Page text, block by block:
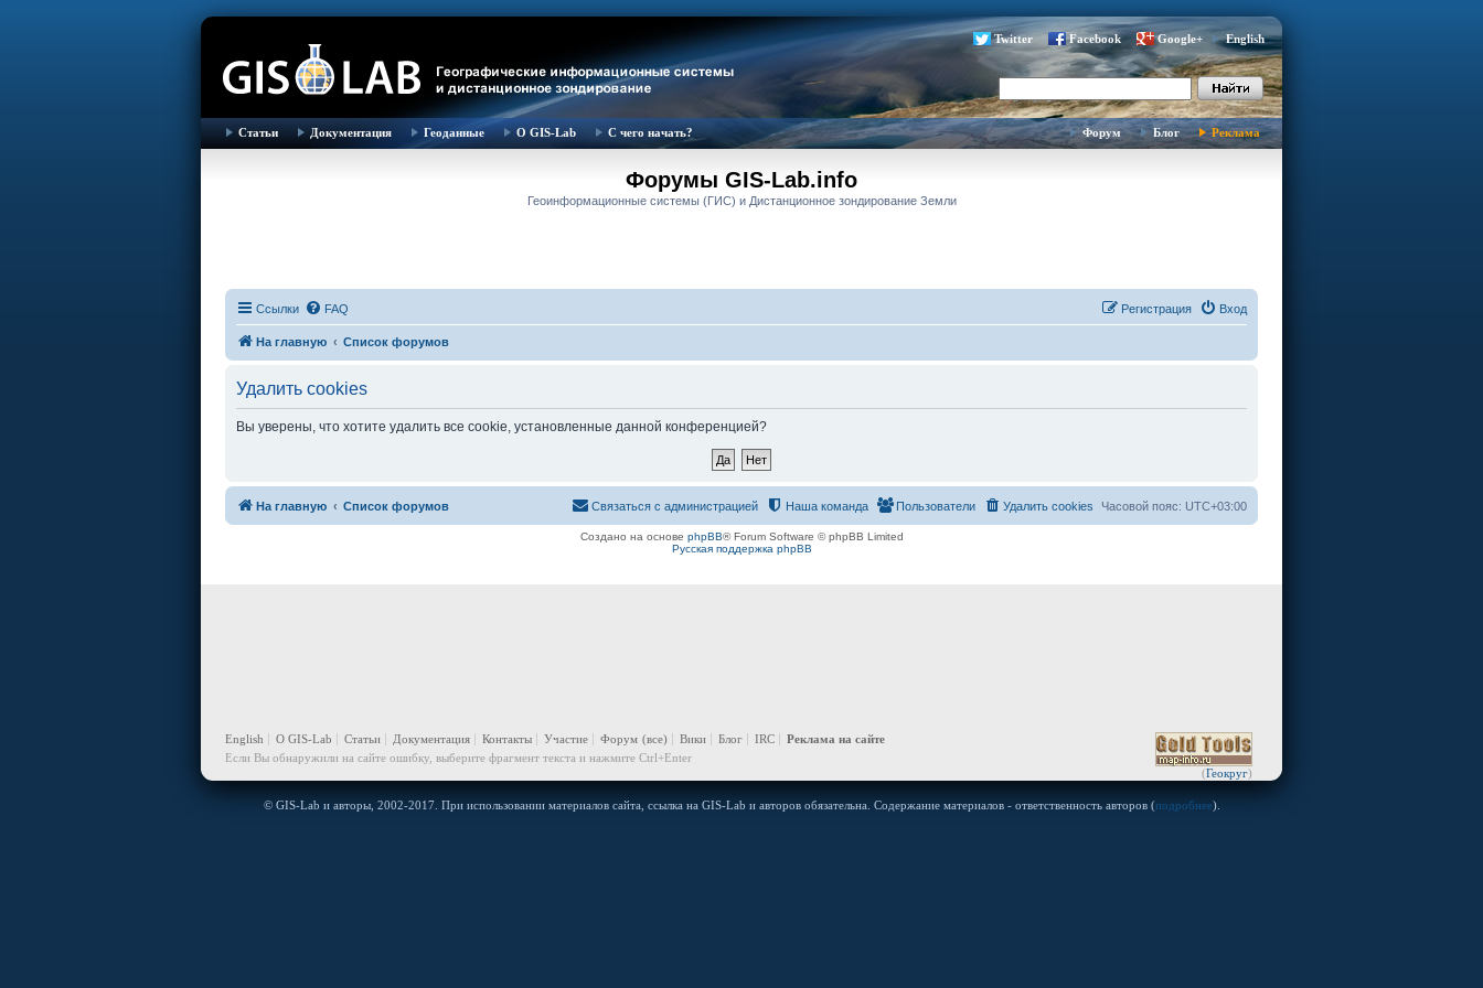
Twitter Facebook Google+ English
Статьи Документация Геоданные О GIS-Lab С чего начать? Форум Блог Реклама
Форумы GIS-Lab.info
Геоинформационные системы (ГИС) и Дистанционное зондирование Земли
Ссылки FAQ Вход
Регистрация
На главную Список форумов
Удалить cookies
Вы уверены, что хотите удалить все cookie, установленные данной конференцией?
На главную Список форумов Часовой пояс: UTC+03:00
Удалить cookies
Пользователи
Наша команда
Связаться с администрацией
Создано на основе phpBB® Forum Software © phpBB Limited
Русская поддержка phpBB
(Геокруг)
English О GIS-Lab Статьи Документация Контакты Участие Форум (все) Вики Блог IRC
Реклама на сайте
Если Вы обнаружили на сайте ошибку, выберите фрагмент текста и нажмите Ctrl+Enter
© GIS-Lab и авторы, 2002-2017. При использовании материалов сайта, ссылка на GIS-Lab и авторов обязательна. Содержание материалов - ответственность авторов (подробнее).